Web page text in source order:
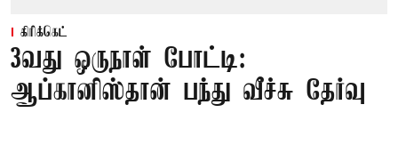
கிரிக்கெட்
3வது ஒருநாள் போட்டி:
ஆப்கானிஸ்தான் பந்து வீச்சு தேர்வு